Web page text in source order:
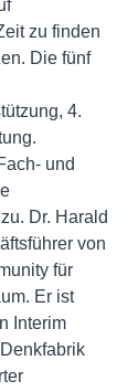
zu finden
Die fünf
4.
und
Dr. Harald
von
für
Er ist
Interim